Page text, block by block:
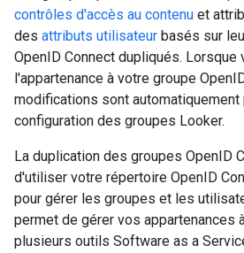
contrôles d'accès au contenu et
des attributs utilisateur basés sur
OpenID Connect dupliqués. Lorsque
l'appartenance à votre groupe
modifications sont automatiquement
configuration des groupes Looker.
La duplication des groupes OpenID
d'utiliser votre répertoire OpenID
pour gérer les groupes et les
permet de gérer vos appartenances
plusieurs outils Software as a